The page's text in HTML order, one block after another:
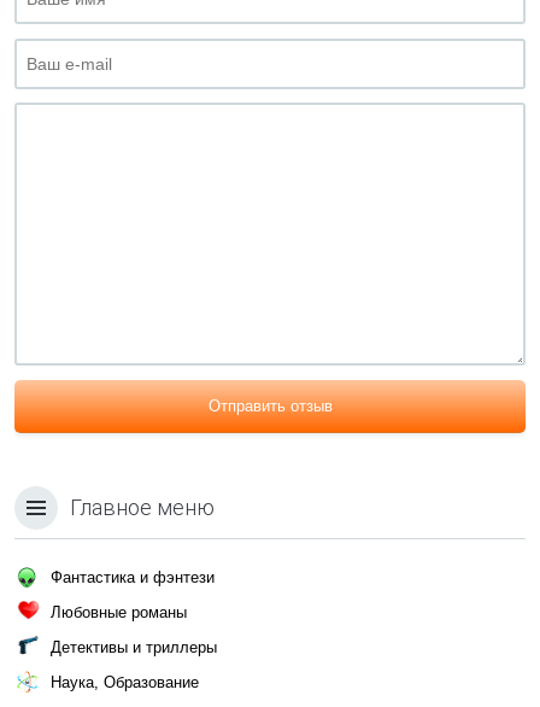
Отправить отзыв
Главное меню
Фантастика и фэнтези
Любовные романы
Детективы и триллеры
Наука, Образование